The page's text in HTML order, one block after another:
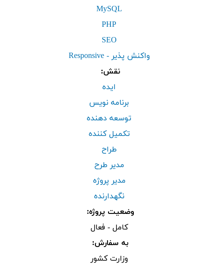
MySQL
PHP
SEO
واکنش پذیر - Responsive
نقش:
ایده
برنامه نویس
توسعه دهنده
تکمیل کننده
طراح
مدیر طرح
مدیر پروژه
نگهدارنده
وضعیت پروژه:
کامل - فعال
به سفارش:
وزارت کشور